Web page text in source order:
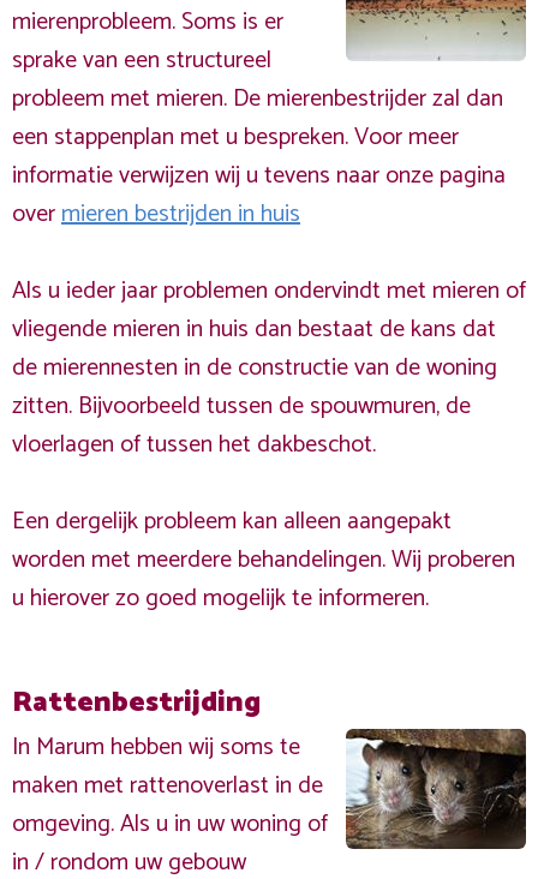
mierenprobleem. Soms is er
sprake van een structureel
probleem met mieren. De mierenbestrijder zal dan
een stappenplan met u bespreken. Voor meer
informatie verwijzen wij u tevens naar onze pagina
overmieren bestrijden in huis
Als u ieder jaar problemen ondervindt met mieren of
vliegende mieren in huis dan bestaat de kans dat
de mierennesten in de constructie van de woning
zitten. Bijvoorbeeld tussen de spouwmuren, de
vloerlagen of tussen het dakbeschot.
Een dergelijk probleem kan alleen aangepakt
worden met meerdere behandelingen. Wij proberen
u hierover zo goed mogelijk te informeren.
Rattenbestrijding
In Marum hebben wij soms te
maken met rattenoverlast in de
omgeving. Als u in uw woning of
in / rondom uw gebouw